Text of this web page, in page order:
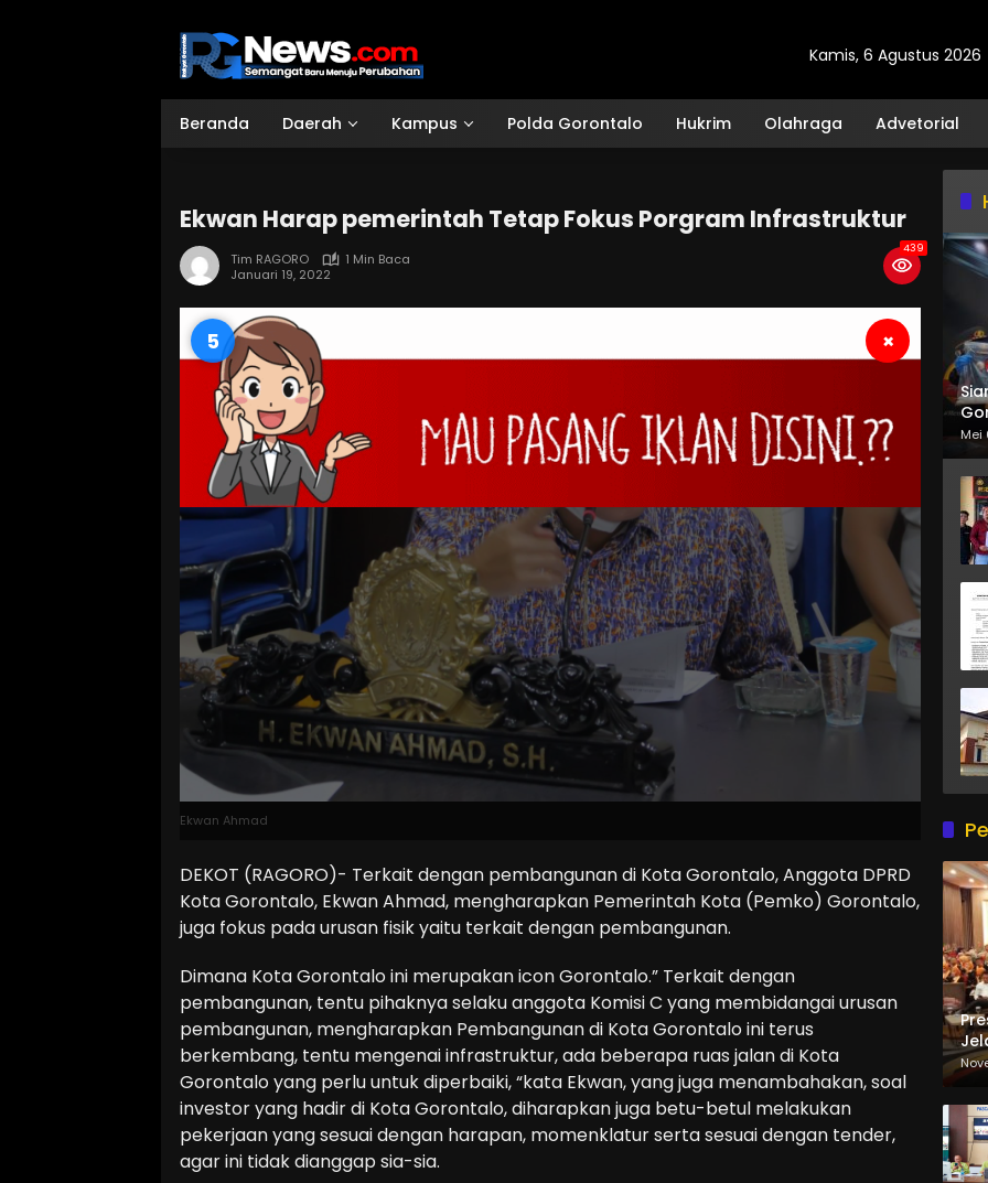
Kamis, 6 Agustus 2026
Beranda Daerah Kampus Polda Gorontalo Hukrim Olahraga Advetorial
Ekwan Harap pemerintah Tetap Fokus Porgram Infrastruktur
Tim RAGORO
1 Min Baca
Januari 19, 2022
439
4 ×
Ekwan Ahmad
DEKOT (RAGORO)- Terkait dengan pembangunan di Kota Gorontalo, Anggota DPRD
Kota Gorontalo, Ekwan Ahmad, mengharapkan Pemerintah Kota (Pemko) Gorontalo,
juga fokus pada urusan fisik yaitu terkait dengan pembangunan.
Dimana Kota Gorontalo ini merupakan icon Gorontalo.” Terkait dengan
pembangunan, tentu pihaknya selaku anggota Komisi C yang membidangai urusan
pembangunan, mengharapkan Pembangunan di Kota Gorontalo ini terus
berkembang, tentu mengenai infrastruktur, ada beberapa ruas jalan di Kota
Gorontalo yang perlu untuk diperbaiki, “kata Ekwan, yang juga menambahakan, soal
investor yang hadir di Kota Gorontalo, diharapkan juga betu-betul melakukan
pekerjaan yang sesuai dengan harapan, momenklatur serta sesuai dengan tender,
agar ini tidak dianggap sia-sia.
Mei